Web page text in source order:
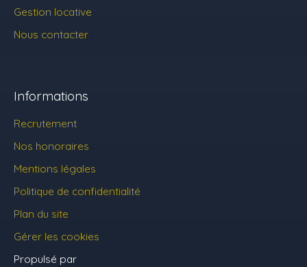
Gestion locative
Nous contacter
Informations
Recrutement
Nos honoraires
Mentions légales
Politique de confidentialité
Plan du site
Gérer les cookies
Propulsé par